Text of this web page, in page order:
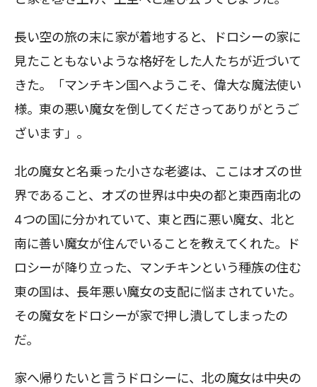
長い空の旅の末に家が着地すると、ドロシーの家に
見たこともないような格好をした人たちが近づいて
きた。「マンチキン国へようこそ、偉大な魔法使い
様。東の悪い魔女を倒してくださってありがとうご
ざいます」。
北の魔女と名乗った小さな老婆は、ここはオズの世
界であること、オズの世界は中央の都と東西南北の
4つの国に分かれていて、東と西に悪い魔女、北と
南に善い魔女が住んでいることを教えてくれた。ド
ロシーが降り立った、マンチキンという種族の住む
東の国は、長年悪い魔女の支配に悩まされていた。
その魔女をドロシーが家で押し潰してしまったの
だ。
家へ帰りたいと言うドロシーに、北の魔女は中央の